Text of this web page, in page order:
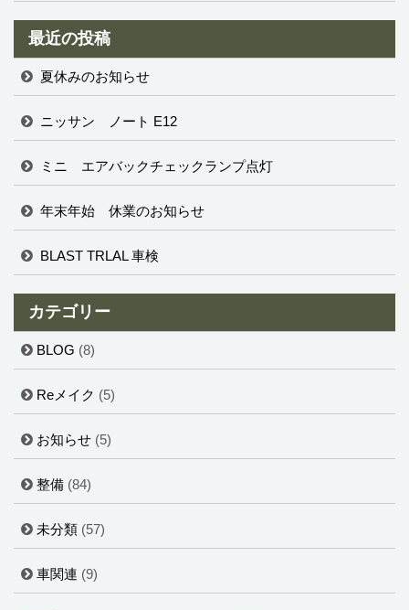
最近の投稿
夏休みのお知らせ
ニッサン ノート E12
ミニ エアバックチェックランプ点灯
年末年始 休業のお知らせ
BLAST TRLAL 車検
カテゴリー
BLOG (8)
Reメイク (5)
お知らせ (5)
整備 (84)
未分類 (57)
車関連 (9)